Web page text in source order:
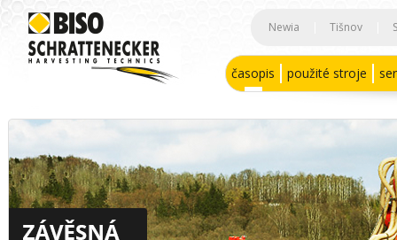
Newia Tišnov
časopis použité stroje